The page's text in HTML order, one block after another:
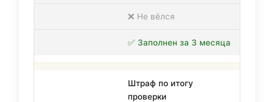
❌ Не вёлся
✅ Заполнен за 3 месяца
Штраф по итогу
проверки